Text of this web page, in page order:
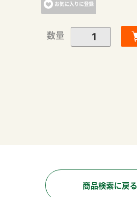
お気に入りに登録
数量
商品検索に戻る